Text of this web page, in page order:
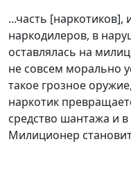
...часть
наркодилеров, в
оставлялась на
не совсем морально
такое грозное
наркотик
средство шантажа и в
Милиционер